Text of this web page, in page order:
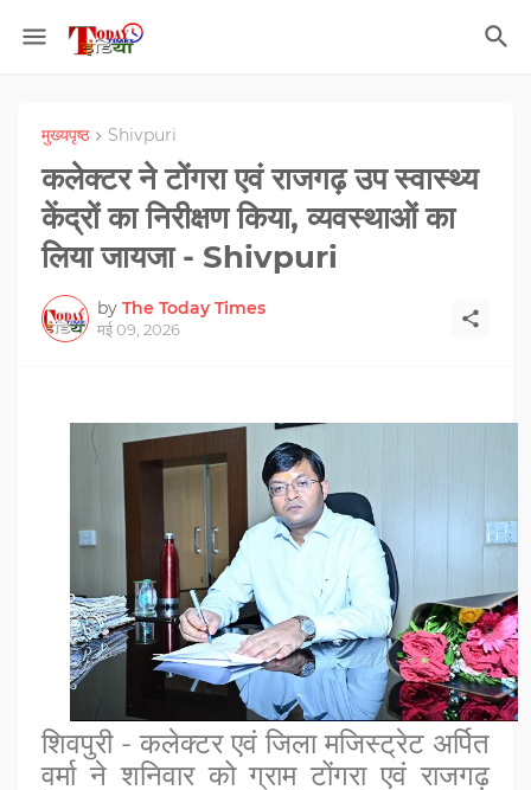
मुख्यपृष्ठ Shivpuri
कलेक्टर ने टोंगरा एवं राजगढ़ उप स्वास्थ्य
केंद्रों का निरीक्षण किया, व्यवस्थाओं का
लिया जायजा - Shivpuri
by The Today Times
मई 09, 2026
शिवपुरी - कलेक्टर एवं जिला मजिस्ट्रेट अर्पित
वर्मा ने शनिवार को ग्राम टोंगरा एवं राजगढ़